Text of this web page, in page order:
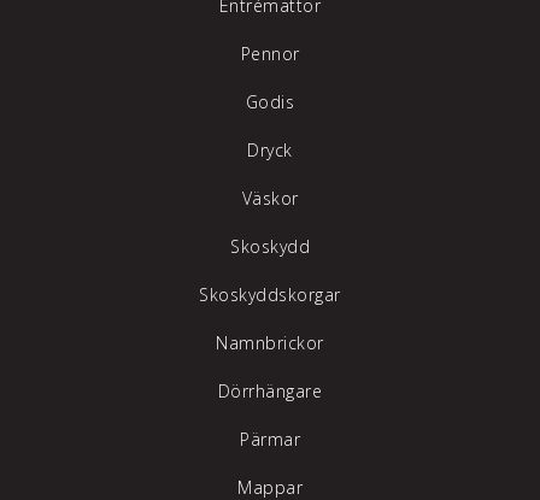
Entrémattor
Pennor
Godis
Dryck
Väskor
Skoskydd
Skoskyddskorgar
Namnbrickor
Dörrhängare
Pärmar
Mappar